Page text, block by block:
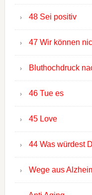
48 Sei positiv
47 Wir können
Bluthochdruck
46 Tue es
45 Love
44 Was würdest
Wege aus